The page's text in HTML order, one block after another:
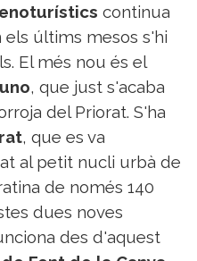
continua
els últims mesos s'hi
El més nou és el
, que just s'acaba
del Priorat. S'ha
, que es va
al petit nucli urbà de
de només 140
dues noves
des d'aquest